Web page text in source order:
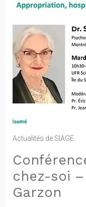
Actualités de SIAGE
chez-soi
Garzon